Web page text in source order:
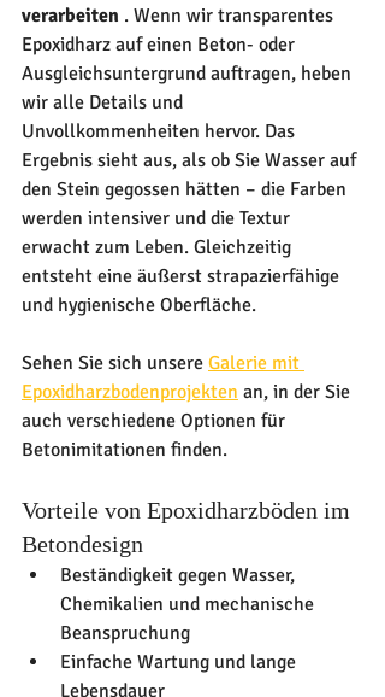
verarbeiten . Wenn wir transparentes
Epoxidharz auf einen Beton- oder
Ausgleichsuntergrund auftragen, heben
wir alle Details und
Unvollkommenheiten hervor. Das
Ergebnis sieht aus, als ob Sie Wasser auf
den Stein gegossen hätten – die Farben
werden intensiver und die Textur
erwacht zum Leben. Gleichzeitig
entsteht eine äußerst strapazierfähige
und hygienische Oberfläche.
Sehen Sie sich unsere Galerie mit
Epoxidharzbodenprojekten an, in der Sie
auch verschiedene Optionen für
Betonimitationen finden.
Vorteile von Epoxidharzböden im
Betondesign
Beständigkeit gegen Wasser,
Chemikalien und mechanische
Beanspruchung
Einfache Wartung und lange
Lebensdauer